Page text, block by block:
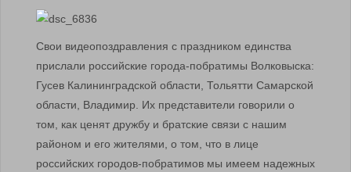
Свои видеопоздравления с праздником единства
прислали российские города-побратимы Волковыска:
Гусев Калининградской области, Тольятти Самарской
области, Владимир. Их представители говорили о
том, как ценят дружбу и братские связи с нашим
районом и его жителями, о том, что в лице
российских городов-побратимов мы имеем надежных